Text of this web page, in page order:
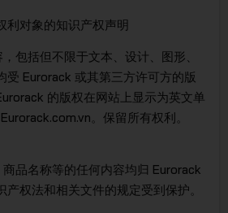
利对象的知识产权声明
包括但不限于文本、设计、图形、
受 Eurorack 或其第三方许可方的版
的版权在网站上显示为英文单
。保留所有权利。
品名称等的任何内容均归 Eurorack
产权法和相关文件的规定受到保护。